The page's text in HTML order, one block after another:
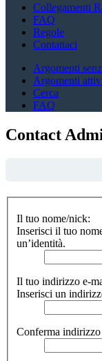
Collegamenti
FAQ
Regole
Contattaci
Argomenti
Argomenti
Cerca
FAQ
Contact
Il tuo nome/nick:
Inserisci il tuo
un’identità.
Il tuo indirizzo e-
Inserisci un
Conferma